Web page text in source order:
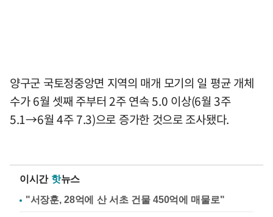
양구군 국토정중앙면 지역의 매개 모기의 일 평균 개체
수가 6월 셋째 주부터 2주 연속 5.0 이상(6월 3주
5.1→6월 4주 7.3)으로 증가한 것으로 조사됐다.
이시간 핫뉴스
"서장훈, 28억에 산 서초 건물 450억에 매물로"